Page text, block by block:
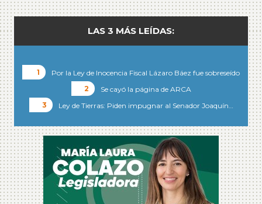
LAS 3 MÁS LEÍDAS:
Por la Ley de Inocencia Fiscal Lázaro Báez fue sobreseído
Se cayó la página de ARCA
Ley de Tierras: Piden impugnar al Senador Joaquín…